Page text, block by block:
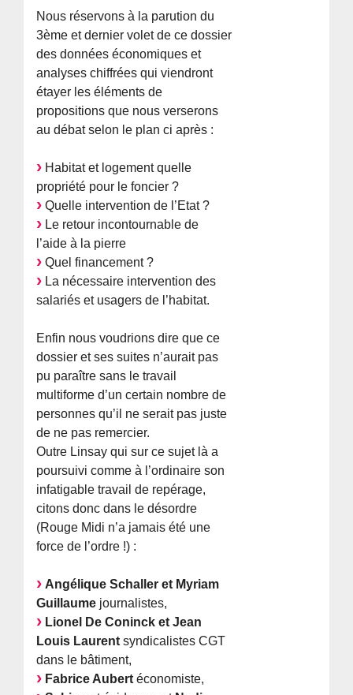
Nous réservons à la parution du
3ème et dernier volet de ce dossier
des données économiques et
analyses chiffrées qui viendront
étayer les éléments de
propositions que nous verserons
au débat selon le plan ci après :
Habitat et logement quelle
propriété pour le foncier ?
Quelle intervention de l’Etat ?
Le retour incontournable de
l’aide à la pierre
Quel financement ?
La nécessaire intervention des
salariés et usagers de l’habitat.
Enfin nous voudrions dire que ce
dossier et ses suites n’aurait pas
pu paraître sans le travail
multiforme d’un certain nombre de
personnes qu’il ne serait pas juste
de ne pas remercier.
Outre Linsay qui sur ce sujet là a
poursuivi comme à l’ordinaire son
infatigable travail de repérage,
citons donc dans le désordre
(Rouge Midi n’a jamais été une
force de l’ordre !) :
Angélique Schaller et Myriam
Guillaume journalistes,
Lionel De Coninck et Jean
Louis Laurent syndicalistes CGT
dans le bâtiment,
Fabrice Aubert économiste,